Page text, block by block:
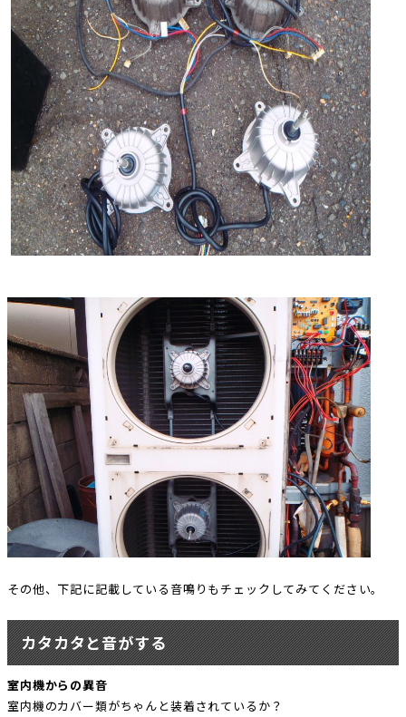
その他、下記に記載している音鳴りもチェックしてみてください。
カタカタと音がする
室内機からの異音
室内機のカバー類がちゃんと装着されているか？